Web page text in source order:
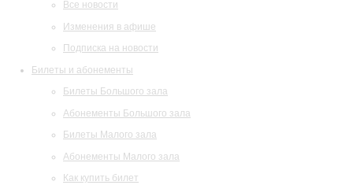
Все новости
Изменения в афише
Подписка на новости
Билеты и абонементы
Билеты Большого зала
Абонементы Большого зала
Билеты Малого зала
Абонементы Малого зала
Как купить билет